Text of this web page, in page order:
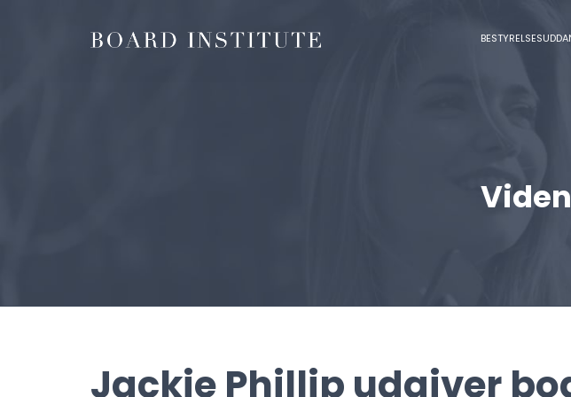
Jackie Phillip udgiver